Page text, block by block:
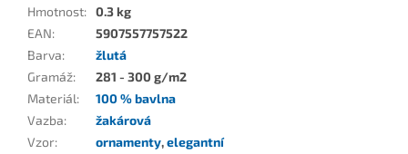
Hmotnost: 0.3 kg
EAN:
5907557757522
Barva:
žlutá
Gramáž:
281 - 300 g/m2
Materiál:
100 % bavlna
Vazba:
žakárová
Vzor: ornamenty,elegantní